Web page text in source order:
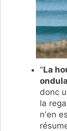
"La
donc
la
n'en